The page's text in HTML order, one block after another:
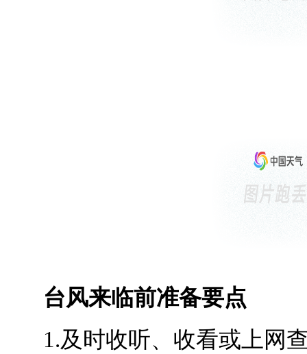
台风来临前准备要点
1.及时收听、收看或上网